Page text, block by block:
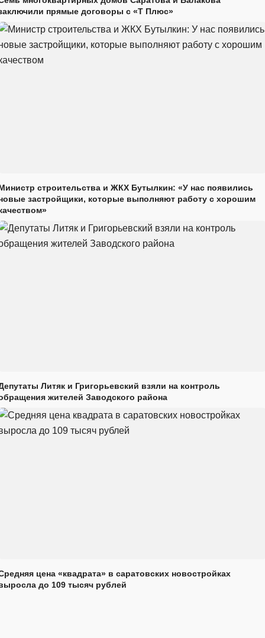
прямые договоры с «Т Плюс»
строительства и ЖКХ Бутылкин: «У нас появились
застройщики, которые выполняют работу с хорошим
Литяк и Григорьевский взяли на контроль
жителей Заводского района
цена «квадрата» в саратовских новостройках
до 109 тысяч рублей